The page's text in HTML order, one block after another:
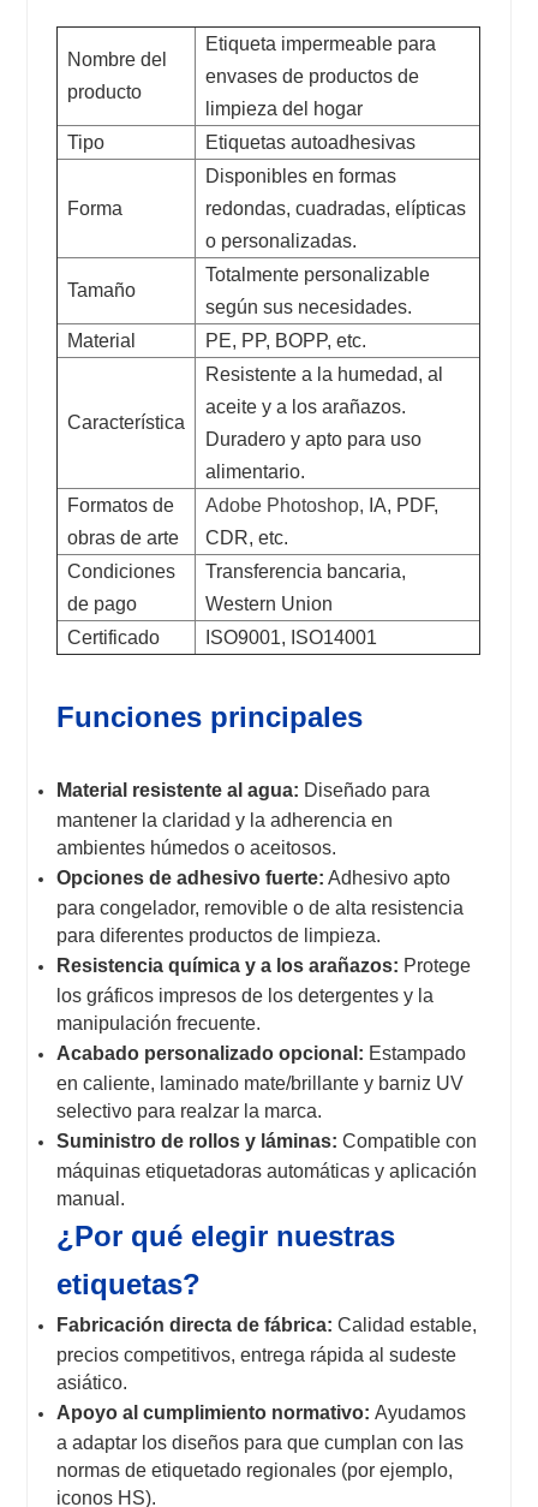
Nombre del
producto
Etiqueta impermeable para
envases de productos de
limpieza del hogar
Tipo
Etiquetas autoadhesivas
Forma
Disponibles en formas
redondas, cuadradas, elípticas
o personalizadas.
Tamaño
Totalmente personalizable
según sus necesidades.
Material
PE, PP, BOPP, etc.
Característica
Resistente a la humedad, al
aceite y a los arañazos.
Duradero y apto para uso
alimentario.
Formatos de
obras de arte
Adobe Photoshop, IA, PDF,
CDR, etc.
Condiciones
de pago
Transferencia bancaria,
Western Union
Certificado
ISO9001, ISO14001
Funciones principales
Material resistente al agua: Diseñado para
mantener la claridad y la adherencia en
ambientes húmedos o aceitosos.
Opciones de adhesivo fuerte: Adhesivo apto
para congelador, removible o de alta resistencia
para diferentes productos de limpieza.
Resistencia química y a los arañazos: Protege
los gráficos impresos de los detergentes y la
manipulación frecuente.
Acabado personalizado opcional: Estampado
en caliente, laminado mate/brillante y barniz UV
selectivo para realzar la marca.
Suministro de rollos y láminas: Compatible con
máquinas etiquetadoras automáticas y aplicación
manual.
¿Por qué elegir nuestras
etiquetas?
Fabricación directa de fábrica: Calidad estable,
precios competitivos, entrega rápida al sudeste
asiático.
Apoyo al cumplimiento normativo:Ayudamos
a adaptar los diseños para que cumplan con las
normas de etiquetado regionales (por ejemplo,
iconos HS).